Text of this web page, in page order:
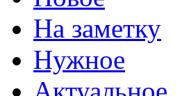
На заметку
Нужное